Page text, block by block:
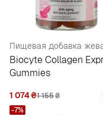
Biocyte Collagen
Gummies
1 074₴1 155₴
-7%